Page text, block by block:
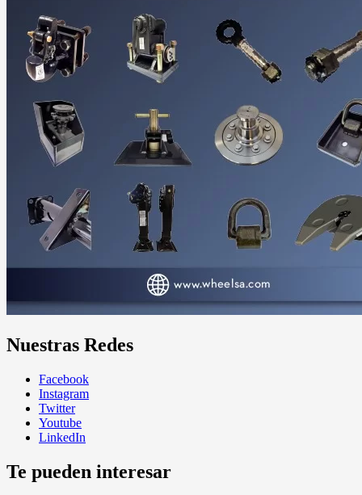
Nuestras Redes
Facebook
Instagram
Twitter
Youtube
LinkedIn
Te pueden interesar